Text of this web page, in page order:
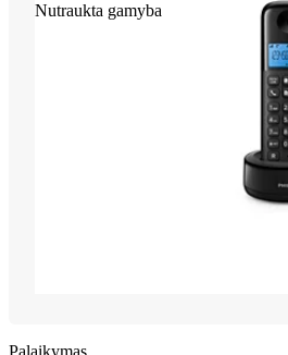
Nutraukta gamyba